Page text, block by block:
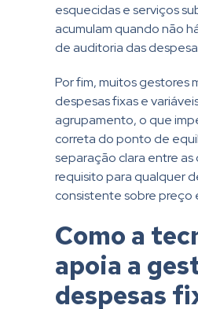
esquecidas e serviços
acumulam quando não
de auditoria das
Por fim, muitos gestores
despesas fixas e
agrupamento, o que
correta do ponto de
separação clara entre
requisito para qualquer
consistente sobre preço
Como a
apoia a
despesas